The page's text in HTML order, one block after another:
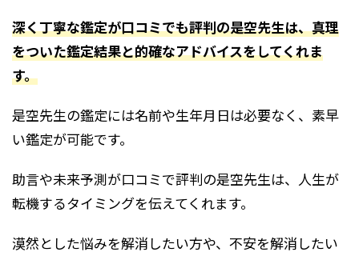
深く丁寧な鑑定が口コミでも評判の是空先生は、真理
をついた鑑定結果と的確なアドバイスをしてくれま
す。
是空先生の鑑定には名前や生年月日は必要なく、素早
い鑑定が可能です。
助言や未来予測が口コミで評判の是空先生は、人生が
転機するタイミングを伝えてくれます。
漠然とした悩みを解消したい方や、不安を解消したい